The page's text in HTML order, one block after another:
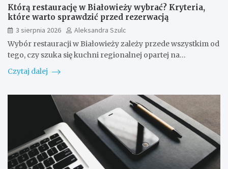
Którą restaurację w Białowieży wybrać? Kryteria,
które warto sprawdzić przed rezerwacją
3 sierpnia 2026
Aleksandra Szulc
Wybór restauracji w Białowieży zależy przede wszystkim od
tego, czy szuka się kuchni regionalnej opartej na…
Czytaj dalej